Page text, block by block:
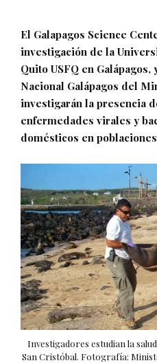
El Galapagos Science
investigación de la
Quito USFQ en
Nacional Galápagos del
investigarán la presencia
enfermedades virales y
domésticos en
Investigadores estudian la
San Cristóbal. Fotografía: